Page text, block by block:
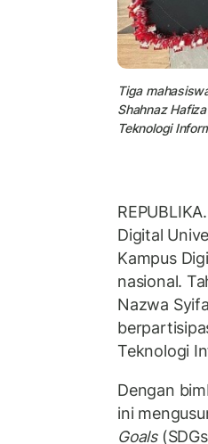
Tiga
Shahnaz
Teknologi
Digital
Kampus
nasional.
Nazwa
Teknologi
Dengan
ini
Goals